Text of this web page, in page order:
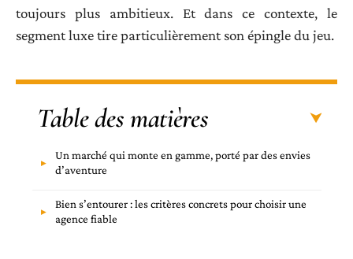
toujours plus ambitieux. Et dans ce contexte, le
segment luxe tire particulièrement son épingle du jeu.
Table des matières
Un marché qui monte en gamme, porté par des envies
d’aventure
Bien s’entourer : les critères concrets pour choisir une
agence fiable